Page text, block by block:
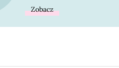
Zobacz